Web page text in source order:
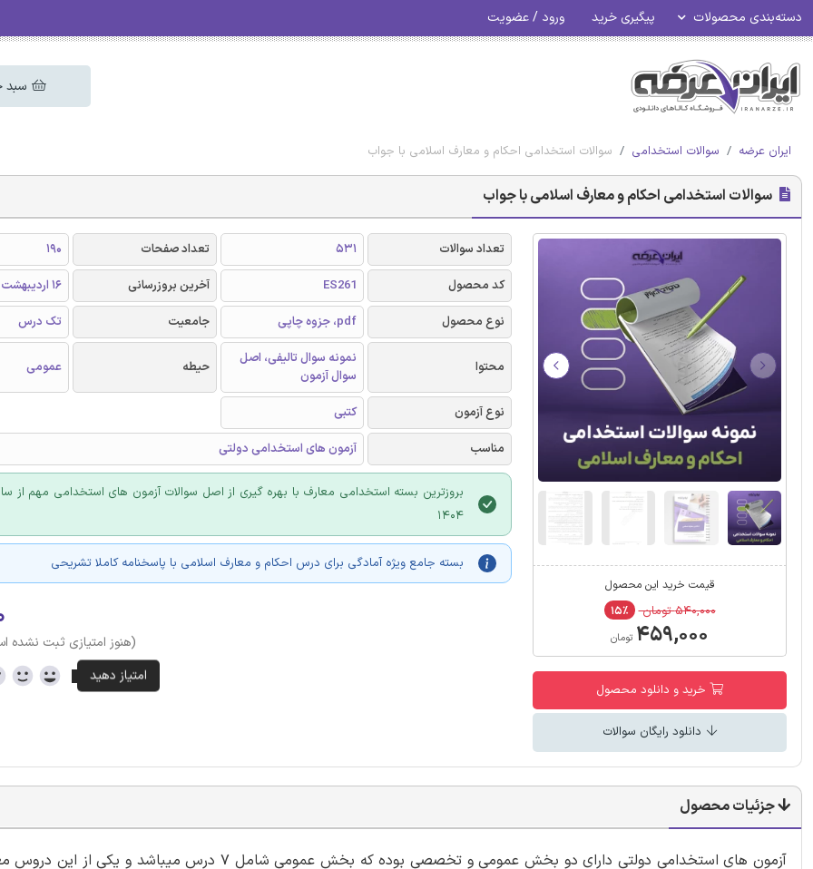
دسته‌بندی محصولات پیگیری خرید ورود / عضویت
سبد
ایران عرضه سوالات استخدامی سوالات استخدامی احکام و معارف اسلامی با جواب
سوالات استخدامی احکام و معارف اسلامی با جواب
قیمت خرید این محصول
۵۴۰,۰۰۰ تومان ۱۵٪
۴۵۹,۰۰۰ تومان
خرید و دانلود محصول
دانلود رایگان سوالات
تعداد سوالات 531 تعداد صفحات
190
کد محصول
ES261 آخرین بروزرسانی
16 اردیبهشت 1405
نوع محصول
pdf، جزوه چاپی جامعیت تک درس
محتوا
نمونه سوال تالیفی، اصل
سوال آزمون
حیطه عمومی
نوع آزمون
کتبی
مناسب
آزمون های استخدامی دولتی
1404
بسته جامع ویژه آمادگی برای درس احکام و معارف اسلامی با پاسخنامه کاملا تشریحی
(هنوز امتیازی ثبت نشده
جزئیات محصول
آزمون های استخدامی دولتی دارای دو بخش عمومی و تخصصی بوده که بخش عمومی شامل 7 درس